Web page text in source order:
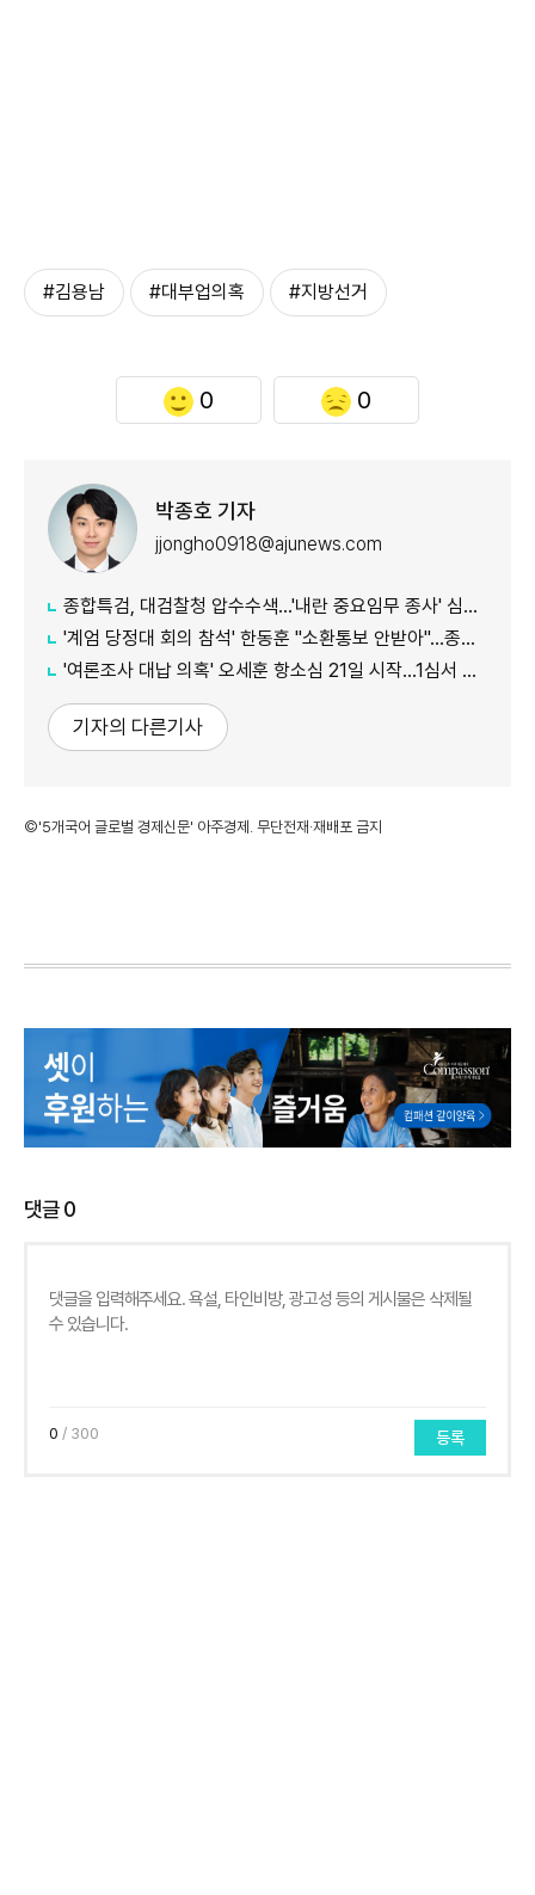
#김용남 #대부업의혹 #지방선거
0 0
박종호 기자
jjongho0918@ajunews.com
종합특검, 대검찰청 압수수색...'내란 중요임무 종사' 심우정 관련 수사
'계엄 당정대 회의 참석' 한동훈 "소환통보 안받아"…종합특검 "의원실 수령했다"
'여론조사 대납 의혹' 오세훈 항소심 21일 시작...1심서 시장직 상실형
기자의 다른기사
©'5개국어 글로벌 경제신문' 아주경제. 무단전재·재배포 금지
댓글0
0 / 300 등록